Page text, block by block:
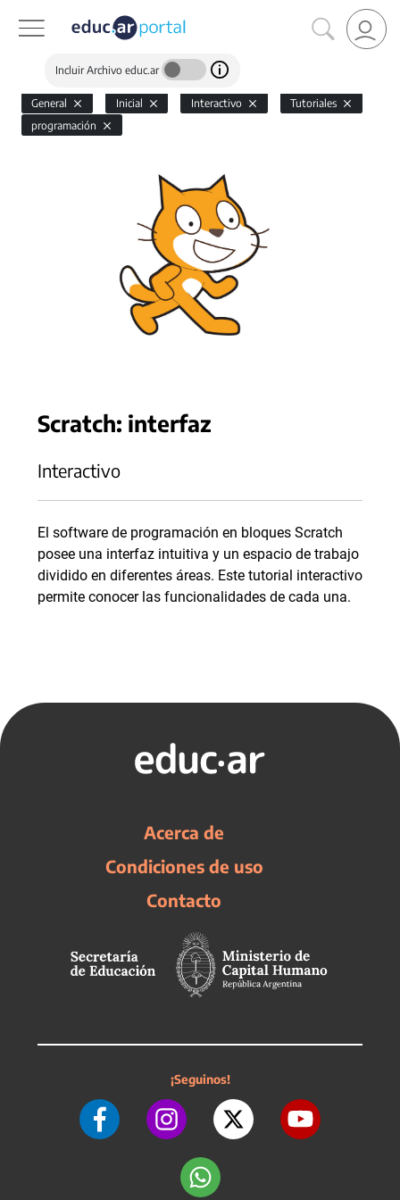
Incluir Archivo educ.ar
General Inicial Interactivo
Tutoriales
programación
Scratch: interfaz
Interactivo
El software de programación en bloques Scratch
posee una interfaz intuitiva y un espacio de trabajo
dividido en diferentes áreas. Este tutorial interactivo
permite conocer las funcionalidades de cada una.
Acerca de
Condiciones de uso
Contacto
¡Seguinos!